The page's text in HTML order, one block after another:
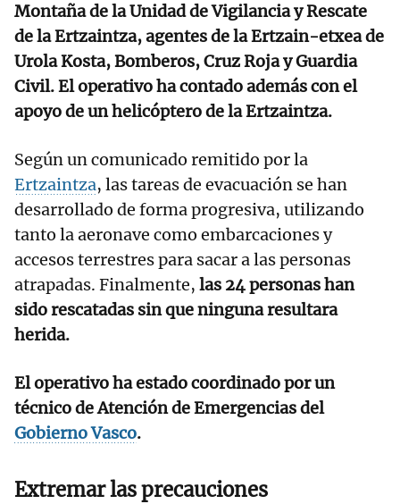
Montaña de la Unidad de Vigilancia y Rescate
de la Ertzaintza, agentes de la Ertzain-etxea de
Urola Kosta, Bomberos, Cruz Roja y Guardia
Civil. El operativo ha contado además con el
apoyo de un helicóptero de la Ertzaintza.
Según un comunicado remitido por la
Ertzaintza, las tareas de evacuación se han
desarrollado de forma progresiva, utilizando
tanto la aeronave como embarcaciones y
accesos terrestres para sacar a las personas
atrapadas. Finalmente, las 24 personas han
sido rescatadas sin que ninguna resultara
herida.
El operativo ha estado coordinado por un
técnico de Atención de Emergencias del
Gobierno Vasco.
Extremar las precauciones